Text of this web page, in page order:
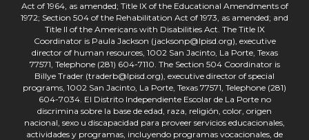
Act of 1964, as amended; Title IX of the Educational Amendments of
1972; Section 504 of the Rehabilitation Act of 1973, as amended; and
Title II of the Americans with Disabilities Act. The Title IX
Coordinator is Paula Jackson (jacksonp@lpisd.org), executive
director of human resources, 1002 San Jacinto, La Porte, Texas
77571, Telephone (281) 604-7110. The Section 504 Coordinator is
Billye Trader (traderb@lpisd.org), executive director of special
programs, 1002 San Jacinto, La Porte, Texas 77571, Telephone (281)
604-7034. El Distrito Independiente Escolar de La Porte no
discrimina sobre la base de edad, raza, religión, color, origen
nacional, sexo u discapacidad para proveer servicios educacionales,
actividades y programas, incluyendo programas vocacionales, de